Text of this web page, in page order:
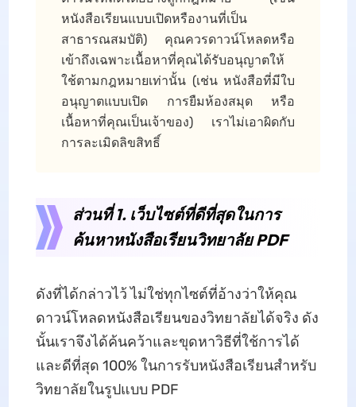
หนังสือเรียนแบบเปิดหรืองานที่เป็น
สาธารณสมบัติ) คุณควรดาวน์โหลดหรือ
เข้าถึงเฉพาะเนื้อหาที่คุณได้รับอนุญาตให้
ใช้ตามกฎหมายเท่านั้น (เช่น หนังสือที่มีใบ
อนุญาตแบบเปิด การยืมห้องสมุด หรือ
เนื้อหาที่คุณเป็นเจ้าของ) เราไม่เอาผิดกับ
การละเมิดลิขสิทธิ์
ส่วนที่ 1. เว็บไซต์ที่ดีที่สุดในการ
ค้นหาหนังสือเรียนวิทยาลัย PDF
ดังที่ได้กล่าวไว้ ไม่ใช่ทุกไซต์ที่อ้างว่าให้คุณ
ดาวน์โหลดหนังสือเรียนของวิทยาลัยได้จริง ดัง
นั้นเราจึงได้ค้นคว้าและขุดหาวิธีที่ใช้การได้
และดีที่สุด 100% ในการรับหนังสือเรียนสําหรับ
วิทยาลัยในรูปแบบ PDF